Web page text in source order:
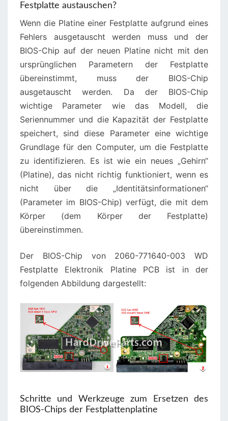
Festplatte austauschen?
Wenn die Platine einer Festplatte aufgrund eines
Fehlers ausgetauscht werden muss und der
BIOS-Chip auf der neuen Platine nicht mit den
ursprünglichen Parametern der Festplatte
übereinstimmt, muss der BIOS-Chip
ausgetauscht werden. Da der BIOS-Chip
wichtige Parameter wie das Modell, die
Seriennummer und die Kapazität der Festplatte
speichert, sind diese Parameter eine wichtige
Grundlage für den Computer, um die Festplatte
zu identifizieren. Es ist wie ein neues „Gehirn“
(Platine), das nicht richtig funktioniert, wenn es
nicht über die „Identitätsinformationen“
(Parameter im BIOS-Chip) verfügt, die mit dem
Körper (dem Körper der Festplatte)
übereinstimmen.
Der BIOS-Chip von 2060-771640-003 WD
Festplatte Elektronik Platine PCB ist in der
folgenden Abbildung dargestellt:
Schritte und Werkzeuge zum Ersetzen des
BIOS-Chips der Festplattenplatine